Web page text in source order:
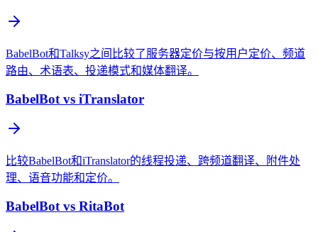
BabelBot和Talksy之间比较了服务器定价与按用户定价、频道
路由、术语表、投递模式和媒体翻译。
BabelBot vs iTranslator
比较BabelBot和iTranslator的线程投递、跨频道翻译、附件处
理、语音功能和定价。
BabelBot vs RitaBot